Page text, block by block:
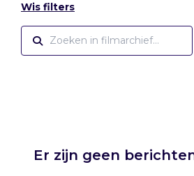
Wis filters
Er zijn geen